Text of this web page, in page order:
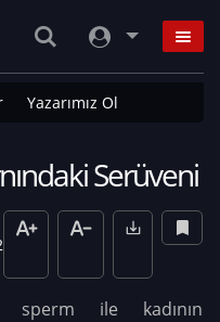
Yazarımız Ol
Serüveni
sperm ile kadının